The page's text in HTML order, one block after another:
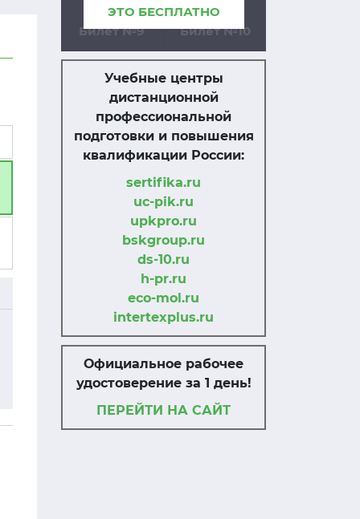
ЭТО БЕСПЛАТНО
Билет №9 Билет №10
Учебные центры
дистанционной
профессиональной
подготовки и повышения
квалификации России:
sertifika.ru
uc-pik.ru
upkpro.ru
bskgroup.ru
ds-10.ru
h-pr.ru
eco-mol.ru
intertexplus.ru
Официальное рабочее
удостоверение за 1 день!
ПЕРЕЙТИ НА САЙТ